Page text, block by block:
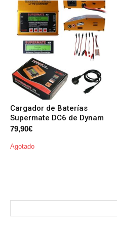
Cargador de Baterías
Supermate DC6 de Dynam
79,90€
Agotado